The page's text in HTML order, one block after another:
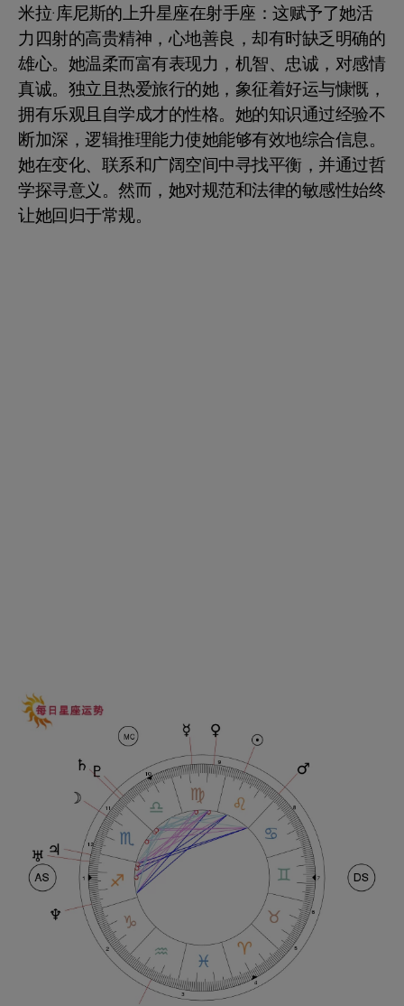
米拉·库尼斯的上升星座在射手座：这赋予了她活
力四射的高贵精神，心地善良，却有时缺乏明确的
雄心。她温柔而富有表现力，机智、忠诚，对感情
真诚。独立且热爱旅行的她，象征着好运与慷慨，
拥有乐观且自学成才的性格。她的知识通过经验不
断加深，逻辑推理能力使她能够有效地综合信息。
她在变化、联系和广阔空间中寻找平衡，并通过哲
学探寻意义。然而，她对规范和法律的敏感性始终
让她回归于常规。